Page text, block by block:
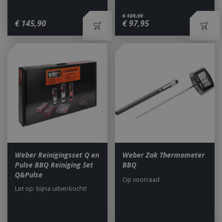
€ 145,90
€ 109,99
€ 97,95
Weber Reinigingsset Q en
Pulse BBQ Reiniging Set
Q&Pulse
Let op: bijna uitverkocht!
Weber Zak Thermometer
BBQ
Op voorraad
Google LLC
.bbqkopen.nl